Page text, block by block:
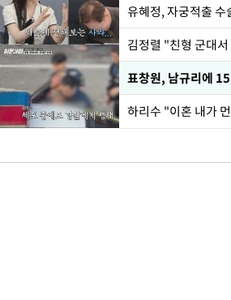
유혜정, 자궁적출
김정렬 "친형 군대
하리수 "이혼 내가